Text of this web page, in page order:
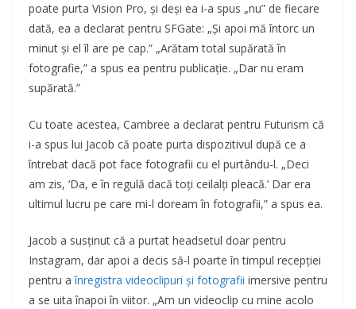
poate purta Vision Pro, și deși ea i-a spus „nu” de fiecare
dată, ea a declarat pentru SFGate: „Și apoi mă întorc un
minut și el îl are pe cap.” „Arătam total supărată în
fotografie,” a spus ea pentru publicație. „Dar nu eram
supărată.”
Cu toate acestea, Cambree a declarat pentru Futurism că
i-a spus lui Jacob că poate purta dispozitivul după ce a
întrebat dacă pot face fotografii cu el purtându-l. „Deci
am zis, ‘Da, e în regulă dacă toți ceilalți pleacă.’ Dar era
ultimul lucru pe care mi-l doream în fotografii,” a spus ea.
Jacob a susținut că a purtat headsetul doar pentru
Instagram, dar apoi a decis să-l poarte în timpul recepției
pentru aînregistra videoclipuri și fotografii imersive pentru
a se uita înapoi în viitor. „Am un videoclip cu mine acolo